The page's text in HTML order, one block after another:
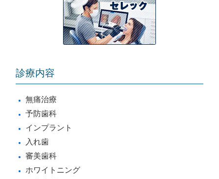
診療内容
無痛治療
予防歯科
インプラント
入れ歯
審美歯科
ホワイトニング